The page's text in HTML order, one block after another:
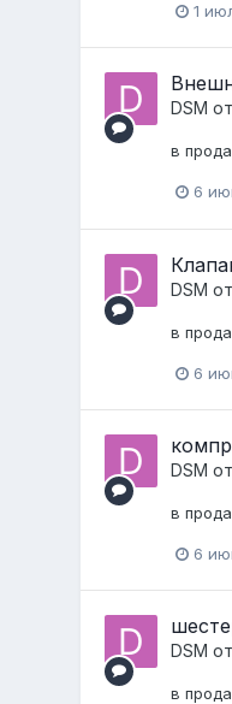
1
DSM
в
6
DSM
в
6
DSM
в
6
DSM
в